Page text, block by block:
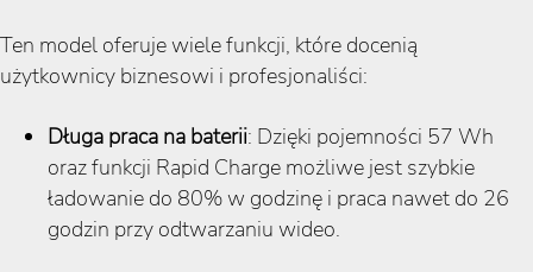
Ten model oferuje wiele funkcji, które docenią
użytkownicy biznesowi i profesjonaliści:
Długa praca na baterii: Dzięki pojemności 57 Wh
oraz funkcji Rapid Charge możliwe jest szybkie
ładowanie do 80% w godzinę i praca nawet do 26
godzin przy odtwarzaniu wideo.